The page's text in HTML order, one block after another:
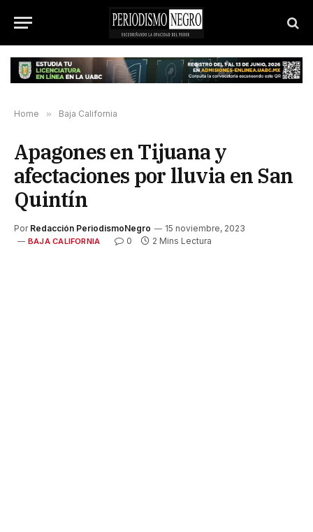
Home » Baja California
Apagones en Tijuana y
afectaciones por lluvia en San
Quintín
Por Redacción PeriodismoNegro 15 noviembre, 2023
BAJA CALIFORNIA 0 2 Mins Lectura